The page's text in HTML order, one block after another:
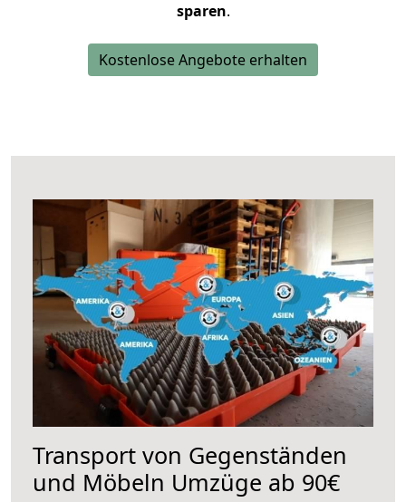
sparen.
Kostenlose Angebote erhalten
Transport von Gegenständen
und Möbeln Umzüge ab 90€